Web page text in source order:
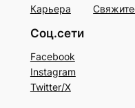
Карьера
Соц.сети
Facebook
Instagram
Twitter/X